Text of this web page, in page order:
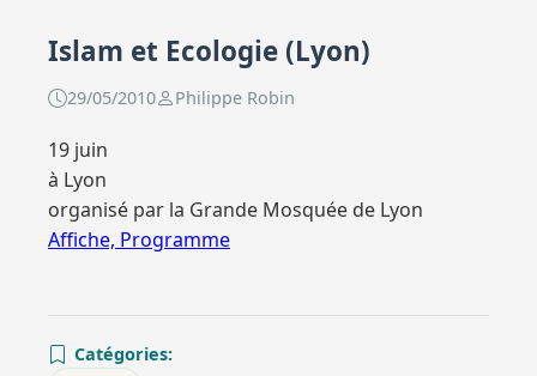
Islam et Ecologie (Lyon)
29/05/2010 Philippe Robin
19 juin
à Lyon
organisé par la Grande Mosquée de Lyon
Affiche, Programme
Catégories: